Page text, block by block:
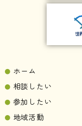
ホーム
相談したい
参加したい
地域活動